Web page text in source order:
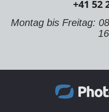
+41 52
Montag bis Freitag: